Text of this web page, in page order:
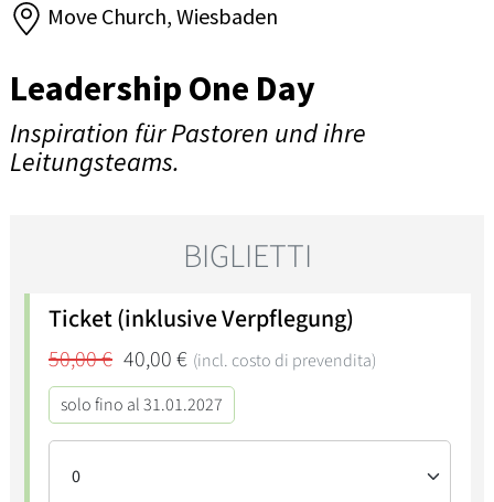
Move Church, Wiesbaden
Leadership One Day
Inspiration für Pastoren und ihre
Leitungsteams.